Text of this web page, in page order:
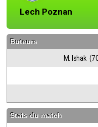
Lech Poznan
Buteurs
M. Ishak
Stats du match
Class. buteurs européens
Programme TV foot
Vidéos
Tableau transferts L1
Taille de la police
Paramètrages / Options